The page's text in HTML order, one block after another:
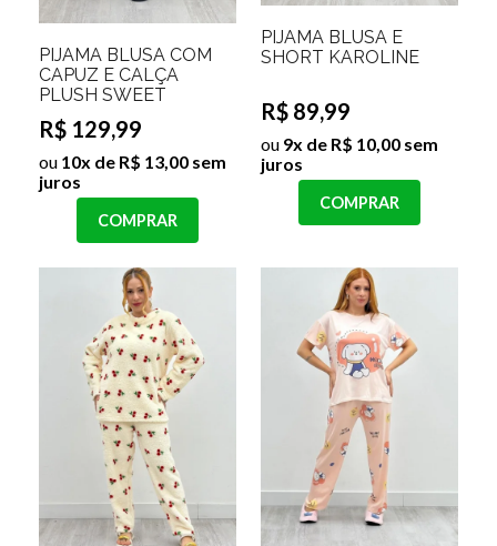
PIJAMA BLUSA COM
CAPUZ E CALÇA
PLUSH SWEET
R$ 129,99
ou 10x de R$ 13,00 sem
juros
COMPRAR
PIJAMA BLUSA E
SHORT KAROLINE
R$ 89,99
ou 9x de R$ 10,00 sem
juros
COMPRAR